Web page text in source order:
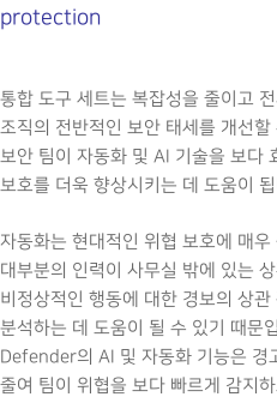
protection
통합 도구 세트는 복잡성을 줄이고
조직의 전반적인 보안 태세를 개선
보안 팀이 자동화 및 AI 기술을 보다
보호를 더욱 향상시키는 데 도움이
자동화는 현대적인 위협 보호에 매우
대부분의 인력이 사무실 밖에 있는
비정상적인 행동에 대한 경보의 상
분석하는 데 도움이 될 수 있기 때
Defender의 AI 및 자동화 기능은 경
줄여 팀이 위협을 보다 빠르게 감지